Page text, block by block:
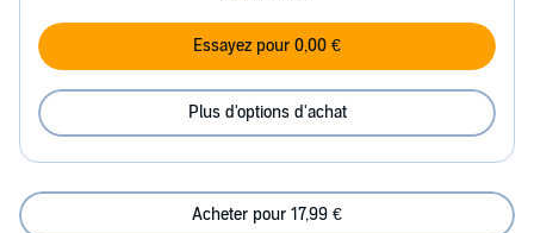
Essayez pour 0,00 €
Plus d'options d'achat
Acheter pour 17,99 €